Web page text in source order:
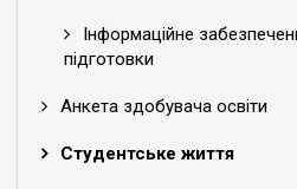
Інформаційне
підготовки
Анкета здобувача освіти
Студентське життя